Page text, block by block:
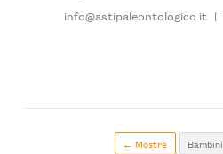
info@astipaleontologico.it |
← Mostre Bambini